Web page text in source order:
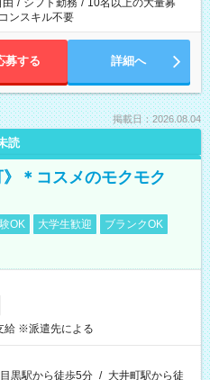
由 / シフト勤務 / 10名以上の大量募
ンスキル不要
募する 詳細へ
掲載日：2026.08.04
読
＊コスメのモクモク
OK 大学生歓迎
ブランクOK
給 ※派遣先による
目黒駅から徒歩5分 / 大井町駅から徒